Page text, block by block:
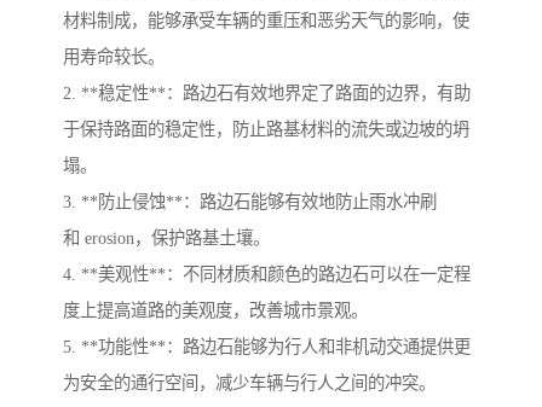
材料制成，能够承受车辆的重压和恶劣天气的影响，使
用寿命较长。
2. **稳定性**：路边石有效地界定了路面的边界，有助
于保持路面的稳定性，防止路基材料的流失或边坡的坍
塌。
3. **防止侵蚀**：路边石能够有效地防止雨水冲刷
和 erosion，保护路基土壤。
4. **美观性**：不同材质和颜色的路边石可以在一定程
度上提高道路的美观度，改善城市景观。
5. **功能性**：路边石能够为行人和非机动交通提供更
为安全的通行空间，减少车辆与行人之间的冲突。